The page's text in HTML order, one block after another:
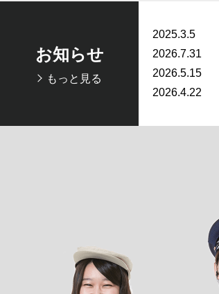
お知らせ
もっと見る
2025.3.5
2026.7.31
2026.5.15
2026.4.22